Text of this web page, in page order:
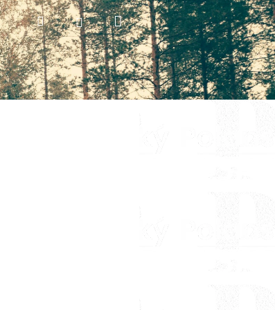
HledatPřihlášeníNákupní
košík